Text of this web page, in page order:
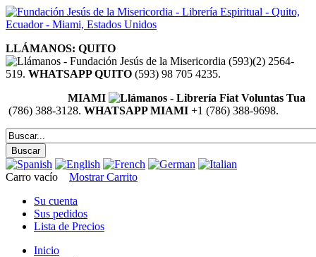
LLÁMANOS: QUITO
(593)(2) 2564-
519. WHATSAPP QUITO (593) 98 705 4235.
MIAMI
(786) 388-3128. WHATSAPP MIAMI +1 (786) 388-9698.
Carro vacío
Mostrar Carrito
Su cuenta
Sus pedidos
Lista de Precios
Inicio